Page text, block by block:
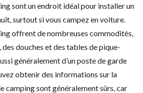
sont un endroit idéal pour installer un
surtout si vous campez en voiture.
offrent de nombreuses commodités,
douches et des tables de pique-
généralement d’un poste de garde
obtenir des informations sur la
camping sont généralement sûrs, car